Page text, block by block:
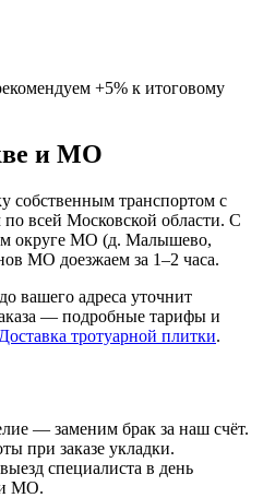
+5% к итоговому
и МО
собственным транспортом с
всей Московской области. С
округе МО (д. Малышево,
МО доезжаем за 1–2 часа.
вашего адреса уточнит
— подробные тарифы и
Доставка тротуарной плитки.
— заменим брак за наш счёт.
при заказе укладки.
специалиста в день
и МО.